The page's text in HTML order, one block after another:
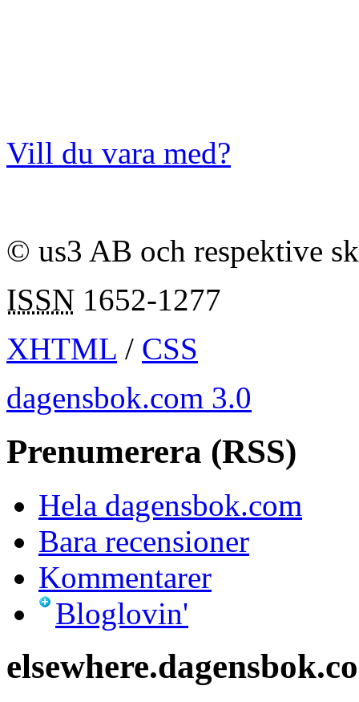
Vill du vara med?
© us3 AB och respektive
ISSN 1652-1277
XHTML / CSS
dagensbok.com 3.0
Prenumerera (RSS)
Hela dagensbok.com
Bara recensioner
Kommentarer
Bloglovin'